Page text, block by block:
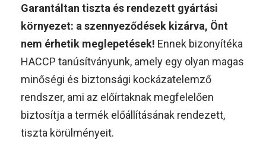
Garantáltan tiszta és rendezett gyártási
környezet: a szennyeződések kizárva, Önt
nem érhetik meglepetések! Ennek bizonyítéka
HACCP tanúsítványunk, amely egy olyan magas
minőségi és biztonsági kockázatelemző
rendszer, ami az előírtaknak megfelelően
biztosítja a termék előállításának rendezett,
tiszta körülményeit.